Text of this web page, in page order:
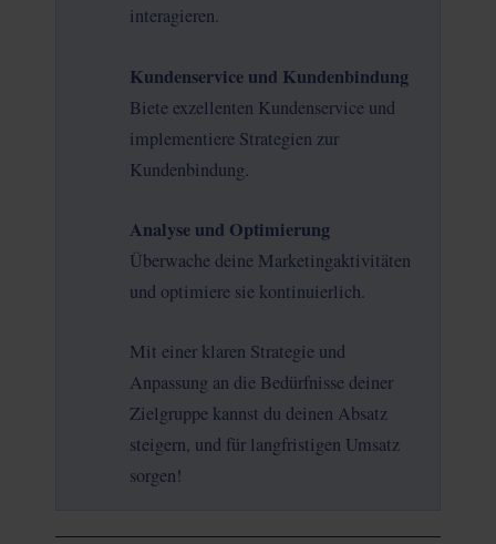
interagieren.
Kundenservice und Kundenbindung
Biete exzellenten Kundenservice und
implementiere Strategien zur
Kundenbindung.
Analyse und Optimierung
Überwache deine Marketingaktivitäten
und optimiere sie kontinuierlich.
Mit einer klaren Strategie und
Anpassung an die Bedürfnisse deiner
Zielgruppe kannst du deinen Absatz
steigern, und für langfristigen Umsatz
sorgen!